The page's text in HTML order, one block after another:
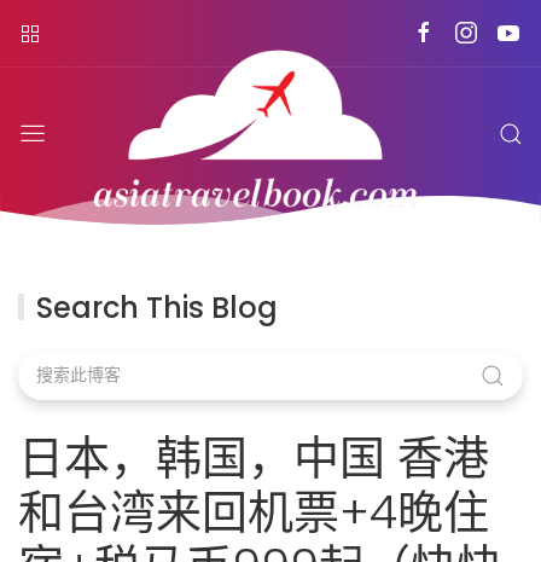
Search This Blog
日本，韩国，中国 香港
和台湾来回机票+4晚住